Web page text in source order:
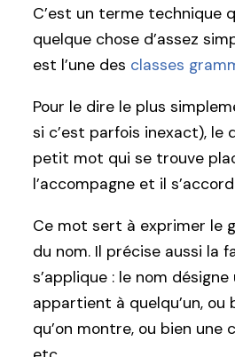
C’est un terme technique
quelque chose d’assez
est l’une des classes
Pour le dire le plus
si c’est parfois inexact), le
petit mot qui se trouve
l’accompagne et il
Ce mot sert à exprimer le
du nom. Il précise aussi la
s’applique : le nom
appartient à quelqu’un, ou
qu’on montre, ou bien une